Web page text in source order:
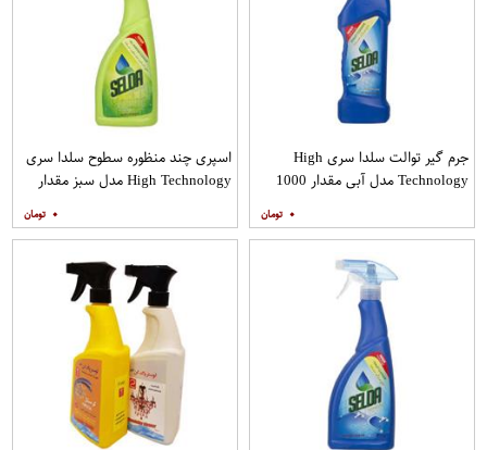
جرم گیر توالت سلدا سری High
Technology مدل آبی مقدار 1000
۰
اسپری چند منظوره سطوح سلدا سری
High Technology مدل سبز مقدار
۰